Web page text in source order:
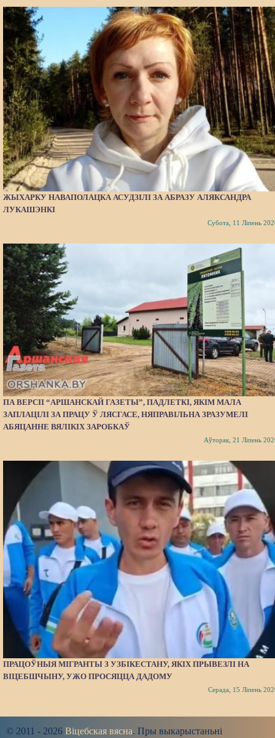
ЖЫХАРКУ НАВАПОЛАЦКА АСУДЗІЛІ ЗА АБРАЗУ АЛЯКСАНДРА
ЛУКАШЭНКІ
Субота, 11 Ліпень
ПА ВЕРСІІ “АРШАНСКАЙ ГАЗЕТЫ”, ПАДЛЕТКІ, ЯКІМ МАЛА
ЗАПЛАЦІЛІ ЗА ПРАЦУ Ў ЛЯСГАСЕ, НЯПРАВІЛЬНА ЗРАЗУМЕЛІ
АБЯЦАННЕ ВЯЛІКІХ ЗАРОБКАЎ
Аўторак, 21 Ліпень
ПРАЦОЎНЫЯ МІГРАНТЫ З УЗБІКЕСТАНУ, ЯКІХ ПРЫВЕЗЛІ НА
ВІЦЕБШЧЫНУ, УЖО ПРОСЯЦЦА ДАДОМУ
Серада, 15 Ліпень
© 2011 - 2026 Віцебская вясна. Пры выкарыстаньні